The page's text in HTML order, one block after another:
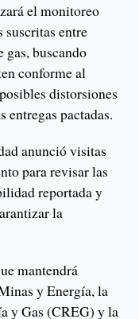
el monitoreo
suscritas entre
buscando
conforme al
distorsiones
pactadas.
anunció visitas
para revisar las
reportada y
la
mantendrá
y Energía, la
y Gas (CREG) y la